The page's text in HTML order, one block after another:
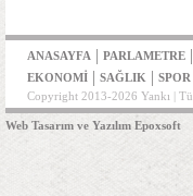
ANASAYFA | PARLAMETRE |
EKONOMİ | SAĞLIK | SPOR
Copyright 2013-2026 Yankı |
Web Tasarım ve Yazılım Epoxsoft